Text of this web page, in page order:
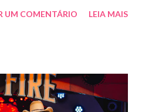
festa, que ocupa lugar de
de eventos em todo o país.
do evento está a cargo da
UM COMENTÁRIO LEIA MAIS